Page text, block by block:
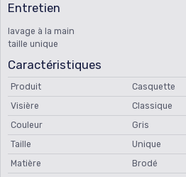
Entretien
lavage à la main
taille unique
Caractéristiques
Produit
Casquette
Visière
Classique
Couleur
Gris
Taille
Unique
Matière
Brodé